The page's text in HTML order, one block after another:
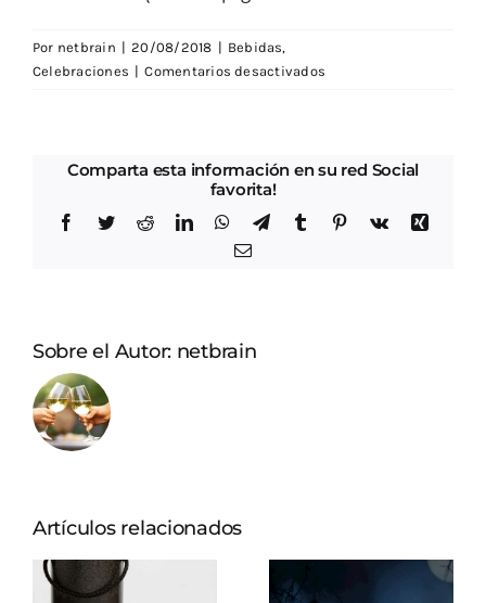
Por netbrain | 20/08/2018 | Bebidas,
Celebraciones | Comentarios desactivados
son
ideales
Comparta esta información en su red Social
favorita!
Facebook
TwitterRedditLinkedInWhatsApp
TelegramTumblr Pinterest
Vk
Xing
Correo
Sobre el Autor: netbrain
Artículos relacionados